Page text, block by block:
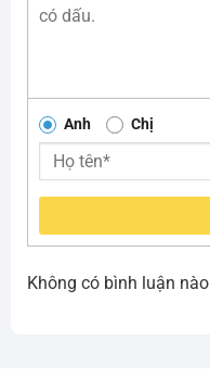
Anh Chị
Không có bình luận nào